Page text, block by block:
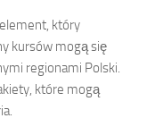
który
kursów mogą się
regionami Polski.
które mogą